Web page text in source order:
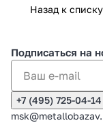
Назад к списку
Подписаться на
+7 (495) 725-04-14